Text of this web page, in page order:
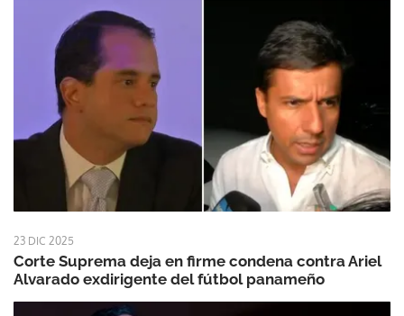
23 DIC 2025
Corte Suprema deja en firme condena contra Ariel
Alvarado exdirigente del fútbol panameño